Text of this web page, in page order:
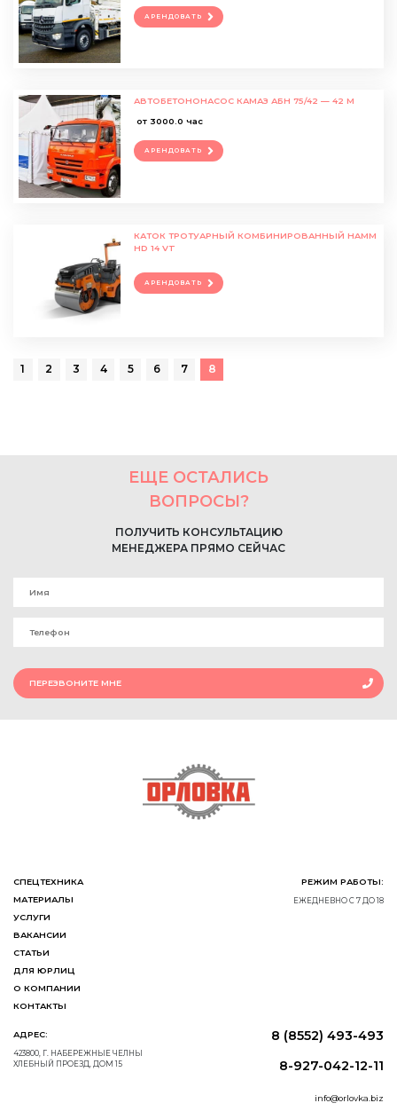
АРЕНДОВАТЬ
АВТОБЕТОНОНАСОС КАМАЗ АБН 75/42 — 42 М
от 3000.0 час
АРЕНДОВАТЬ
КАТОК ТРОТУАРНЫЙ КОМБИНИРОВАННЫЙ HAMM
HD 14 VT
АРЕНДОВАТЬ
1 2 3 4 5 6 7 8
ЕЩЕ ОСТАЛИСЬ
ВОПРОСЫ?
ПОЛУЧИТЬ КОНСУЛЬТАЦИЮ
МЕНЕДЖЕРА ПРЯМО СЕЙЧАС
ПЕРЕЗВОНИТЕ МНЕ
СПЕЦТЕХНИКА
МАТЕРИАЛЫ
УСЛУГИ
ВАКАНСИИ
СТАТЬИ
ДЛЯ ЮРЛИЦ
О КОМПАНИИ
КОНТАКТЫ
РЕЖИМ РАБОТЫ:
ЕЖЕДНЕВНО С 7 ДО 18
АДРЕС:
423800, Г. НАБЕРЕЖНЫЕ ЧЕЛНЫ
ХЛЕБНЫЙ ПРОЕЗД, ДОМ 15
8 (8552) 493-493
8-927-042-12-11
info@orlovka.biz